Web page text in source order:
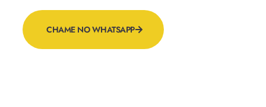
CHAME NO WHATSAPP